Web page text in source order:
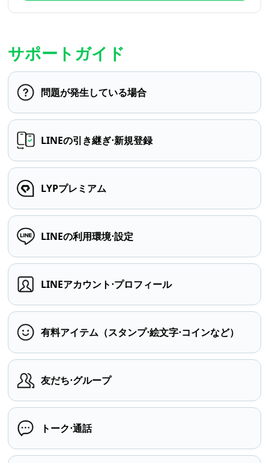
サポートガイド
問題が発生している場合
LINEの引き継ぎ⋅新規登録
LYPプレミアム
LINEの利用環境⋅設定
LINEアカウント⋅プロフィール
有料アイテム（スタンプ⋅絵文字⋅コインなど）
友だち⋅グループ
トーク⋅通話